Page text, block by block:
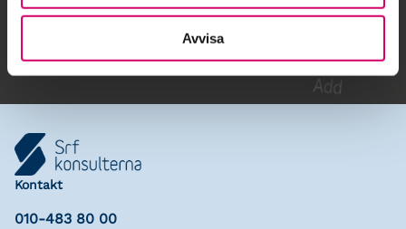
Avvisa
Lägg till i kalender
Kontakt
010-483 80 00